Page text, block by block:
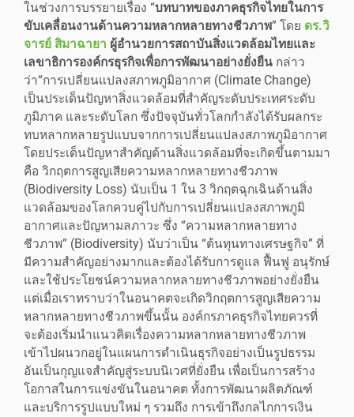
ในช่วงการบรรยายเรื่อง “บทบาทของภาคธุรกิจไทยในการ
ขับเคลื่อนงานด้านความหลากหลายทางชีวภาพ” โดย ดร.วิ
จารย์ สิมาฉายา ผู้อำนวยการสถาบันสิ่งแวดล้อมไทยและ
เลขาธิการองค์กรธุรกิจเพื่อการพัฒนาอย่างยั่งยืน กล่าว
ว่า“การเปลี่ยนแปลงสภาพภูมิอากาศ (Climate Change)
เป็นประเด็นปัญหาสิ่งแวดล้อมที่สำคัญระดับประเทศระดับ
ภูมิภาค และระดับโลก ซึ่งปัจจุบันทั่วโลกกำลังได้รับผลกระ
ทบหลากหลายรูปแบบจากการเปลี่ยนแปลงสภาพภูมิอากาศ
โดยประเด็นปัญหาสำคัญด้านสิ่งแวดล้อมที่จะเกิดขึ้นตามมา
คือ วิกฤตการสูญเสียความหลากหลายทางชีวภาพ
(Biodiversity Loss) นับเป็น 1 ใน 3 วิกฤตฉุกเฉินด้านสิ่ง
แวดล้อมของโลกควบคู่ไปกับการเปลี่ยนแปลงสภาพภูมิ
อากาศและปัญหามลภาวะ ซึ่ง “ความหลากหลายทาง
ชีวภาพ” (Biodiversity) นับว่าเป็น “ต้นทุนทางเศรษฐกิจ” ที่
มีความสำคัญอย่างมากและต้องได้รับการดูแล ฟื้นฟู อนุรักษ์
และใช้ประโยชน์ความหลากหลายทางชีวภาพอย่างยั่งยืน
แต่เมื่อเราทราบว่าในอนาคตจะเกิดวิกฤตการสูญเสียความ
หลากหลายทางชีวภาพขึ้นนั้น องค์กรภาคธุรกิจไทยควรที่
จะต้องเริ่มนำแนวคิดเรื่องความหลากหลายทางชีวภาพ
เข้าไปผนวกอยู่ในแผนการดำเนินธุรกิจอย่างเป็นรูปธรรม
อันเป็นกุญแจสำคัญสู่ระบบนิเวศที่ยั่งยืน เพื่อเป็นการสร้าง
โอกาสในการแข่งขันในอนาคต ทั้งการพัฒนาผลิตภัณฑ์
และบริการรูปแบบใหม่ ๆ รวมถึง การเข้าถึงกลไกการเงิน